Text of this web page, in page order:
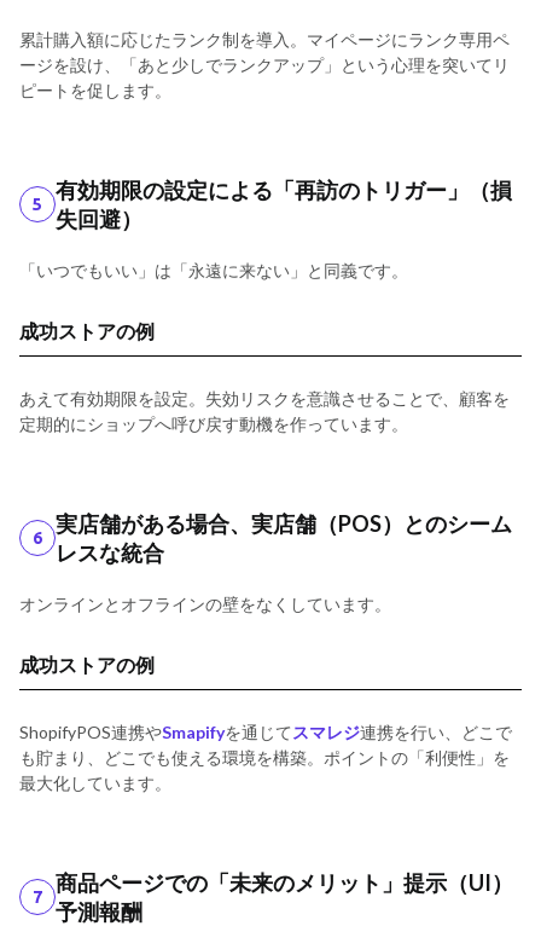
累計購入額に応じたランク制を導入。マイページにランク専用ペ
ージを設け、「あと少しでランクアップ」という心理を突いてリ
ピートを促します。
5
有効期限の設定による「再訪のトリガー」（損
失回避）
「いつでもいい」は「永遠に来ない」と同義です。
成功ストアの例
あえて有効期限を設定。失効リスクを意識させることで、顧客を
定期的にショップへ呼び戻す動機を作っています。
6
実店舗がある場合、実店舗（POS）とのシーム
レスな統合
オンラインとオフラインの壁をなくしています。
成功ストアの例
ShopifyPOS連携やSmapifyを通じて スマレジ連携を行い、どこで
も貯まり、どこでも使える環境を構築。ポイントの「利便性」を
最大化しています。
7
商品ページでの「未来のメリット」提示（UI）
予測報酬